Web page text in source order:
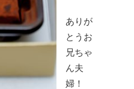
ありが
とうお
兄ちゃ
ん夫
婦！